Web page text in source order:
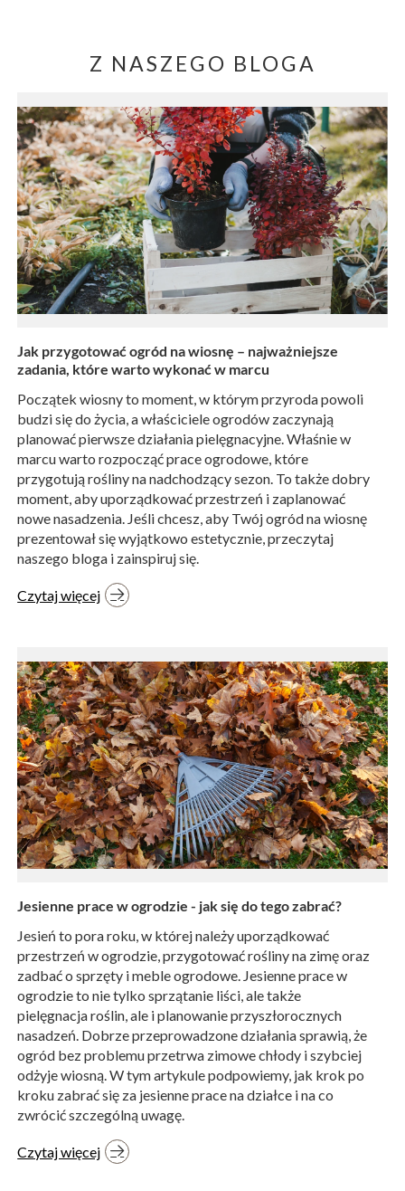
Z NASZEGO BLOGA
Jak przygotować ogród na wiosnę – najważniejsze
zadania, które warto wykonać w marcu
Początek wiosny to moment, w którym przyroda powoli
budzi się do życia, a właściciele ogrodów zaczynają
planować pierwsze działania pielęgnacyjne. Właśnie w
marcu warto rozpocząć prace ogrodowe, które
przygotują rośliny na nadchodzący sezon. To także dobry
moment, aby uporządkować przestrzeń i zaplanować
nowe nasadzenia. Jeśli chcesz, aby Twój ogród na wiosnę
prezentował się wyjątkowo estetycznie, przeczytaj
naszego bloga i zainspiruj się.
Czytaj więcej
Jesienne prace w ogrodzie - jak się do tego zabrać?
Jesień to pora roku, w której należy uporządkować
przestrzeń w ogrodzie, przygotować rośliny na zimę oraz
zadbać o sprzęty i meble ogrodowe. Jesienne prace w
ogrodzie to nie tylko sprzątanie liści, ale także
pielęgnacja roślin, ale i planowanie przyszłorocznych
nasadzeń. Dobrze przeprowadzone działania sprawią, że
ogród bez problemu przetrwa zimowe chłody i szybciej
odżyje wiosną. W tym artykule podpowiemy, jak krok po
kroku zabrać się za jesienne prace na działce i na co
zwrócić szczególną uwagę.
Czytaj więcej